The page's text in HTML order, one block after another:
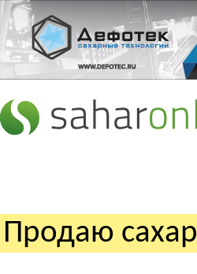
Продаю cахар